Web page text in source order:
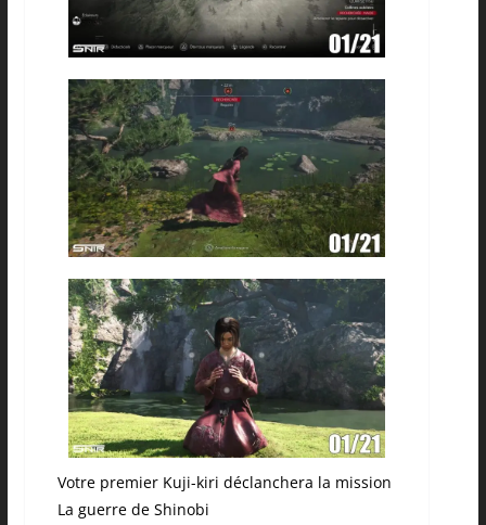
Votre premier Kuji-kiri déclanchera la mission
La guerre de Shinobi